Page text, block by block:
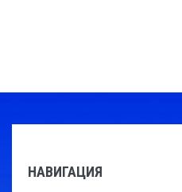
НАВИГАЦИЯ